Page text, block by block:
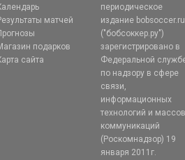
матчей
подарков
сайта
периодическое
издание bobsoccer.ru
("бобсоккер.ру")
зарегистрировано в
Федеральной
по надзору в сфере
связи,
информационных
технологий и
коммуникаций
(Роскомнадзор) 19
января 2011г.